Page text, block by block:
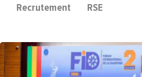
Recrutement
RSE